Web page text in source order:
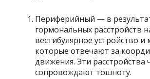
Периферийный — в
гормональных расстройств
вестибулярное устройство и
которые отвечают за
движения. Эти расстройства
сопровождают тошноту.